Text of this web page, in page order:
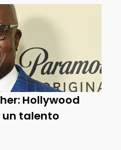
Hollywood
talento